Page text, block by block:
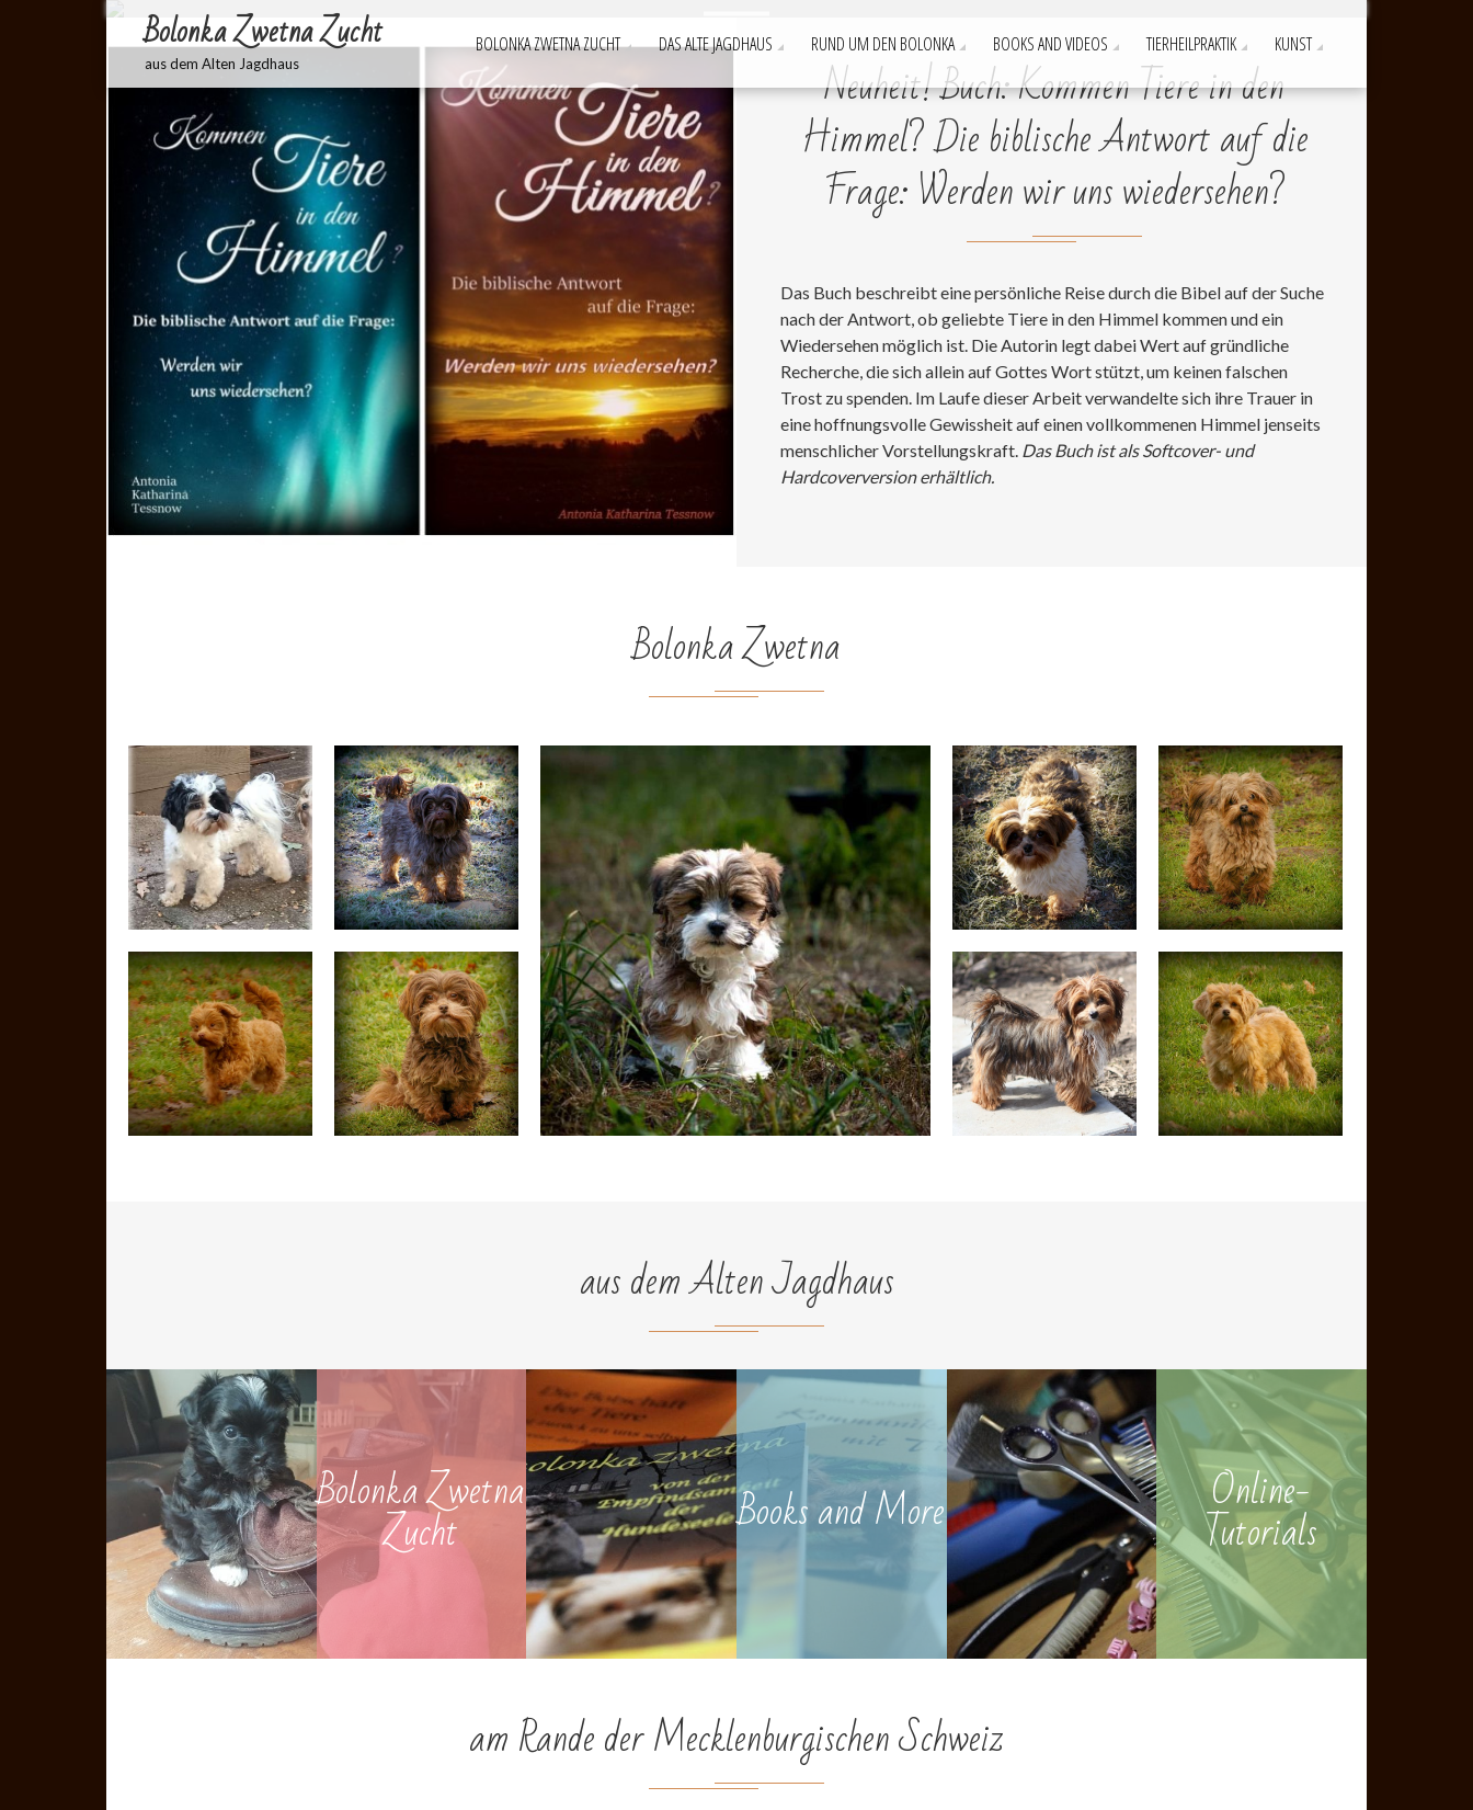
Bolonka Zwetna Zucht
aus dem Alten Jagdhaus
BOLONKA ZWETNA ZUCHT DAS ALTE JAGDHAUS RUND UM DEN BOLONKA BOOKS AND VIDEOS TIERHEILPRAKTIK KUNST
Neuheit! Buch: Kommen Tiere in den
Himmel? Die biblische Antwort auf die
Frage: Werden wir uns wiedersehen?
Das Buch beschreibt eine persönliche Reise durch die Bibel auf der Suche
nach der Antwort, ob geliebte Tiere in den Himmel kommen und ein
Wiedersehen möglich ist. Die Autorin legt dabei Wert auf gründliche
Recherche, die sich allein auf Gottes Wort stützt, um keinen falschen
Trost zu spenden. Im Laufe dieser Arbeit verwandelte sich ihre Trauer in
eine hoffnungsvolle Gewissheit auf einen vollkommenen Himmel jenseits
menschlicher Vorstellungskraft. Das Buch ist als Softcover- und
Hardcoverversion erhältlich.
Bolonka Zwetna
aus dem Alten Jagdhaus
Bolonka Zwetna
Zucht Books and More Online-
Tutorials
am Rande der Mecklenburgischen Schweiz